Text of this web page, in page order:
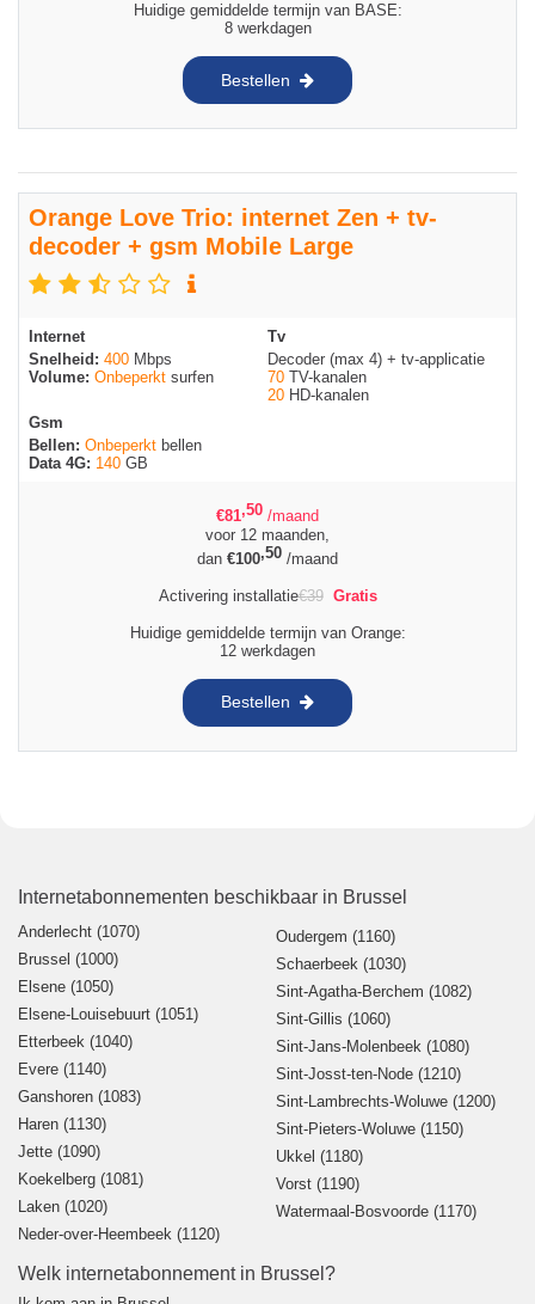
Huidige gemiddelde termijn van BASE:
8 werkdagen
Bestellen
Orange Love Trio: internet Zen + tv-
decoder + gsm Mobile Large
Internet
Snelheid: 400 Mbps
Volume: Onbeperkt surfen
Tv
Decoder (max 4) + tv-applicatie
70 TV-kanalen
20 HD-kanalen
Gsm
Bellen: Onbeperkt bellen
Data 4G: 140 GB
€81,50 /maand
voor 12 maanden,
dan €100,50 /maand
Activering installatie€39 Gratis
Huidige gemiddelde termijn van Orange:
12 werkdagen
Bestellen
Internetabonnementen beschikbaar in Brussel
Anderlecht (1070)
Brussel (1000)
Elsene (1050)
Elsene-Louisebuurt (1051)
Etterbeek (1040)
Evere (1140)
Ganshoren (1083)
Haren (1130)
Jette (1090)
Koekelberg (1081)
Laken (1020)
Neder-over-Heembeek (1120)
Oudergem (1160)
Schaerbeek (1030)
Sint-Agatha-Berchem (1082)
Sint-Gillis (1060)
Sint-Jans-Molenbeek (1080)
Sint-Josst-ten-Node (1210)
Sint-Lambrechts-Woluwe (1200)
Sint-Pieters-Woluwe (1150)
Ukkel (1180)
Vorst (1190)
Watermaal-Bosvoorde (1170)
Welk internetabonnement in Brussel?